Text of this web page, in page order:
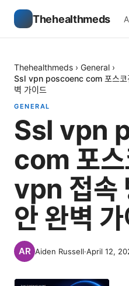
Thehealthmeds
Thehealthmeds › General ›
Ssl vpn poscoenc com 포스코
벽 가이드
GENERAL
Ssl vpn
com 포
vpn 접속
안 완벽
Aiden Russell·April 12,